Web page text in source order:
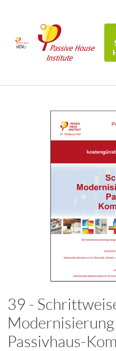
MENU
Protocols
39 -
39 -
Passivhaus-